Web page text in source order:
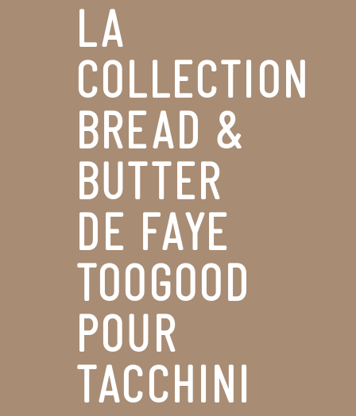
LA
COLLECTION
BREAD &
BUTTER
DE FAYE
TOOGOOD
POUR
TACCHINI